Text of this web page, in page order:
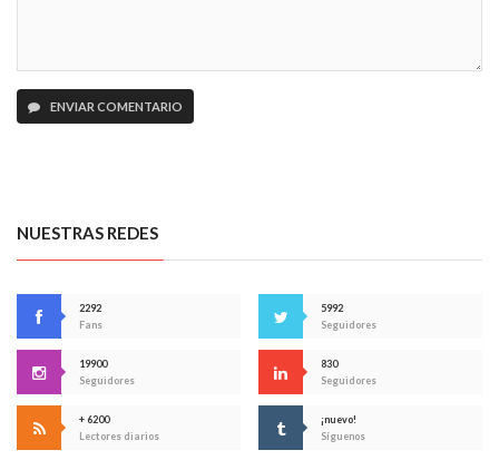
ENVIAR COMENTARIO
NUESTRAS REDES
2292
Fans
5992
Seguidores
19900
Seguidores
830
Seguidores
+ 6200
Lectores diarios
¡nuevo!
Síguenos